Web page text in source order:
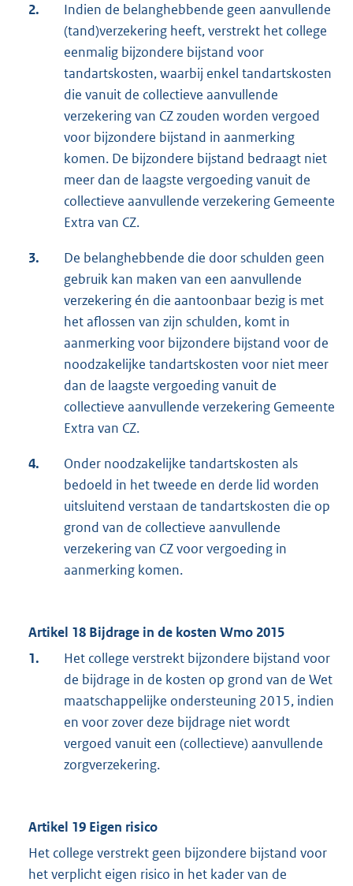
2.
Indien de belanghebbende geen aanvullende
(tand)verzekering heeft, verstrekt het college
eenmalig bijzondere bijstand voor
tandartskosten, waarbij enkel tandartskosten
die vanuit de collectieve aanvullende
verzekering van CZ zouden worden vergoed
voor bijzondere bijstand in aanmerking
komen. De bijzondere bijstand bedraagt niet
meer dan de laagste vergoeding vanuit de
collectieve aanvullende verzekering Gemeente
Extra van CZ.
3.
De belanghebbende die door schulden geen
gebruik kan maken van een aanvullende
verzekering én die aantoonbaar bezig is met
het aflossen van zijn schulden, komt in
aanmerking voor bijzondere bijstand voor de
noodzakelijke tandartskosten voor niet meer
dan de laagste vergoeding vanuit de
collectieve aanvullende verzekering Gemeente
Extra van CZ.
4.
Onder noodzakelijke tandartskosten als
bedoeld in het tweede en derde lid worden
uitsluitend verstaan de tandartskosten die op
grond van de collectieve aanvullende
verzekering van CZ voor vergoeding in
aanmerking komen.
Artikel 18 Bijdrage in de kosten Wmo 2015
1.
Het college verstrekt bijzondere bijstand voor
de bijdrage in de kosten op grond van de Wet
maatschappelijke ondersteuning 2015, indien
en voor zover deze bijdrage niet wordt
vergoed vanuit een (collectieve) aanvullende
zorgverzekering.
Artikel 19 Eigen risico
Het college verstrekt geen bijzondere bijstand voor
het verplicht eigen risico in het kader van de